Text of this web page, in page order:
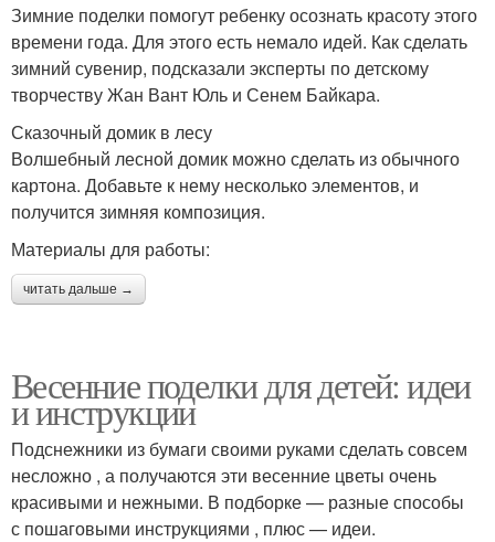
Зимние поделки помогут ребенку осознать красоту этого
времени года. Для этого есть немало идей. Как сделать
зимний сувенир, подсказали эксперты по детскому
творчеству Жан Вант Юль и Сенем Байкара.
Сказочный домик в лесу
Волшебный лесной домик можно сделать из обычного
картона. Добавьте к нему несколько элементов, и
получится зимняя композиция.
Материалы для работы:
читать дальше →
Весенние поделки для детей: идеи
и инструкции
Подснежники из бумаги своими руками сделать совсем
несложно , а получаются эти весенние цветы очень
красивыми и нежными. В подборке — разные способы
с пошаговыми инструкциями , плюс — идеи.